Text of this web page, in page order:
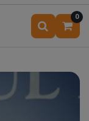
0